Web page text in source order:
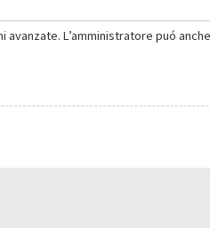
L’amministratore puó